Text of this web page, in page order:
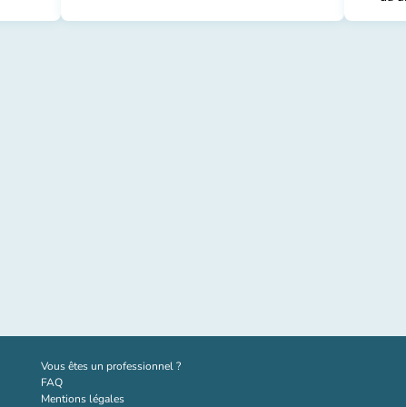
Vous êtes un professionnel ?(nouvel onglet)
FAQ
Mentions légales